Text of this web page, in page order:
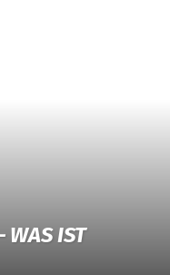
WAS IST